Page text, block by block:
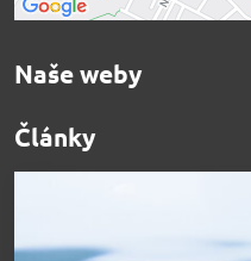
Naše weby
Články